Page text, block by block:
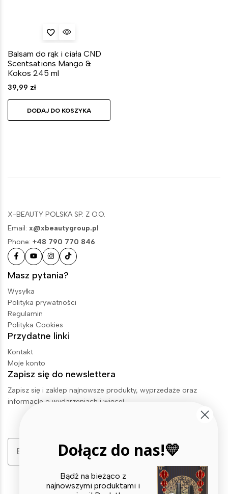
Balsam do rąk i ciała CND
Scentsations Mango &
Kokos 245 ml
39,99 zł
DODAJ DO KOSZYKA
X-BEAUTY POLSKA SP. Z O.O.
Email: x@xbeautygroup.pl
Phone: +48 790 770 846
Masz pytania?
Wysyłka
Polityka prywatności
Regulamin
Polityka Cookies
Przydatne linki
Kontakt
Moje konto
Zapisz się do newslettera
Zapisz się i zaklep najnowsze produkty, wyprzedaże oraz
informacje o wydarzeniach i więcej.
Email
Zapisz się
Dołącz do nas!💛
Bądź na bieżąco z
najnowszymi produktami i